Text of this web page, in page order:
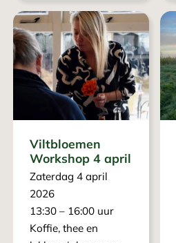
Viltbloemen
Workshop 4 april
Zaterdag 4 april
2026
13:30 – 16:00 uur
Koffie, thee en